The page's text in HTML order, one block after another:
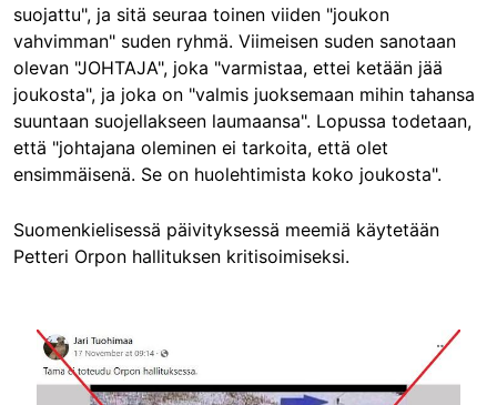
suojattu", ja sitä seuraa toinen viiden "joukon
vahvimman" suden ryhmä. Viimeisen suden sanotaan
olevan "JOHTAJA", joka "varmistaa, ettei ketään jää
joukosta", ja joka on "valmis juoksemaan mihin tahansa
suuntaan suojellakseen laumaansa". Lopussa todetaan,
että "johtajana oleminen ei tarkoita, että olet
ensimmäisenä. Se on huolehtimista koko joukosta".
Suomenkielisessä päivityksessä meemiä käytetään
Petteri Orpon hallituksen kritisoimiseksi.
Image